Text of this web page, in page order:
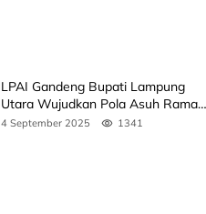
LPAI Gandeng Bupati Lampung
Utara Wujudkan Pola Asuh Ramah
Anak Lewat Seminar Kak Seto, Ini
4 September 2025 1341